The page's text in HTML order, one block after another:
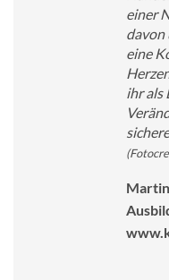
einer
davon
eine
ihr als